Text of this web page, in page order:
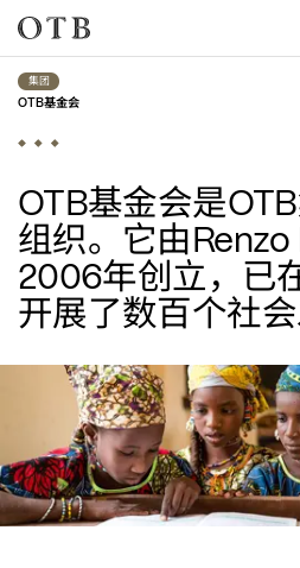
Skip to main content
集团
OTB基金会
OTB基金会是OTB
组织。它由
2006年创立，已
开展了数百个社